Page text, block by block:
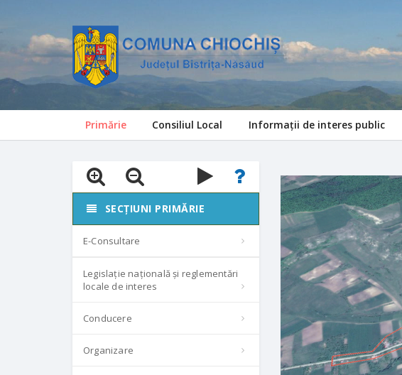
Primărie Consiliul Local Informații de interes public
SECȚIUNI PRIMĂRIE
E-Consultare
Legislație națională și reglementări
locale de interes
Conducere
Organizare